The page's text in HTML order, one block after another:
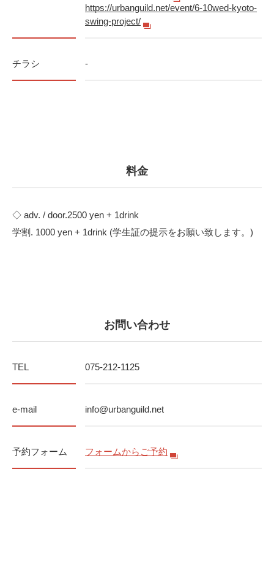
https://urbanguild.net/event/6-10wed-kyoto-
swing-project/
チラシ -
料金
◇ adv. / door.2500 yen + 1drink
学割. 1000 yen + 1drink (学生証の提示をお願い致します。)
お問い合わせ
TEL 075-212-1125
e-mail info@urbanguild.net
予約フォーム フォームからご予約